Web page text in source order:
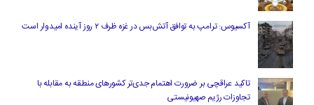
آکسیوس: ترامپ به توافق آتش‌بس در غزه ظرف ۲ روز آینده امیدوار است
تاکید عراقچی بر ضرورت اهتمام جدی‌تر کشورهای منطقه به مقابله با
تجاوزات رژیم صهیونیستی